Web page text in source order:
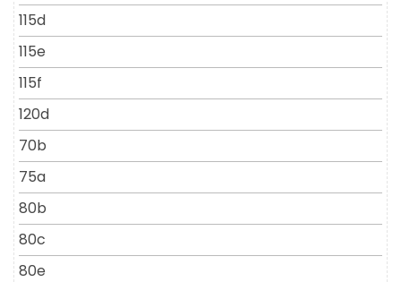
115d
115e
115f
120d
70b
75a
80b
80c
80e